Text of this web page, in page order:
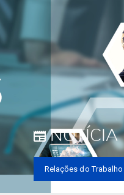
NOTÍCIA
Relações do Trabalho